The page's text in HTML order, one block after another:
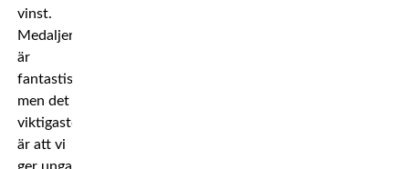
vinst.
Medaljer
är
fantastiskt,
men det
viktigaste
är att vi